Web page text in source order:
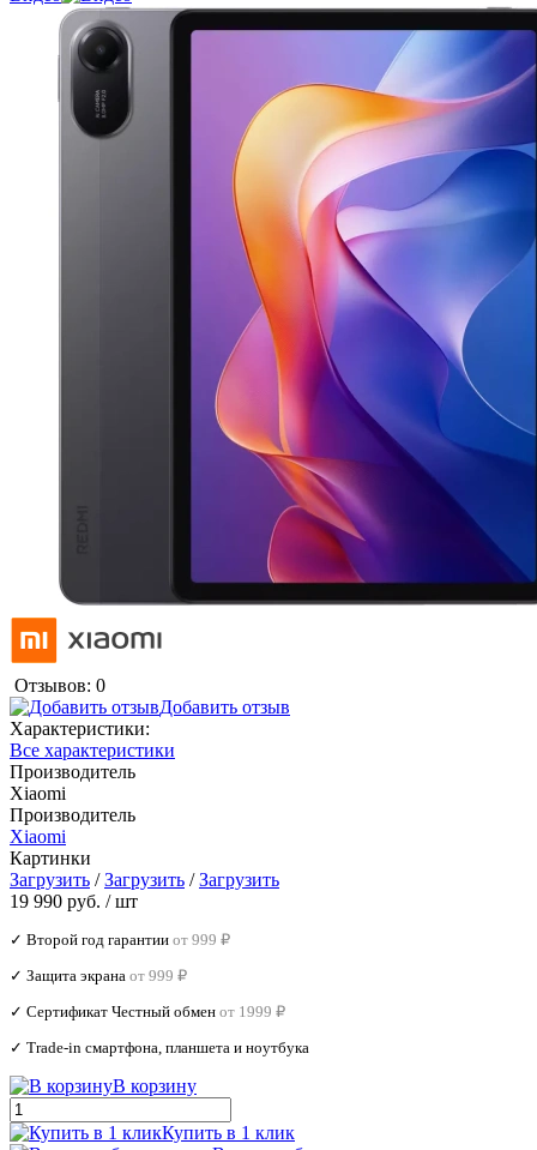
Отзывов: 0
Добавить отзыв
Характеристики:
Все характеристики
Производитель
Xiaomi
Производитель
Xiaomi
Картинки
Загрузить /Загрузить /Загрузить
19 990 руб. / шт
✓ Второй год гарантии от 999 ₽
✓ Защита экрана от 999 ₽
✓ Сертификат Честный обмен от 1999 ₽
✓ Trade‑in смартфона, планшета и ноутбука
В корзину
Купить в 1 клик